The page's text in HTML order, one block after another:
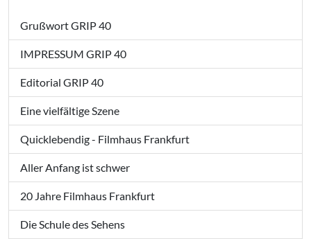
Grußwort GRIP 40
IMPRESSUM GRIP 40
Editorial GRIP 40
Eine vielfältige Szene
Quicklebendig - Filmhaus Frankfurt
Aller Anfang ist schwer
20 Jahre Filmhaus Frankfurt
Die Schule des Sehens